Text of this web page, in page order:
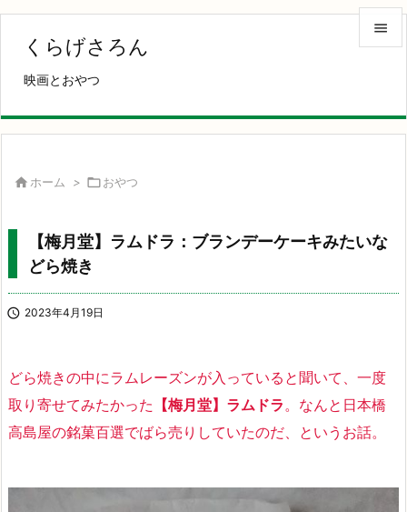
くらげさろん
映画とおやつ


サイド

 ホーム > おやつ
【梅月堂】ラムドラ：ブランデーケーキみたいな
どら焼き
 2023年4月19日
どら焼きの中にラムレーズンが入っていると聞いて、一度
取り寄せてみたかった 【梅月堂】ラムドラ。なんと日本橋
高島屋の銘菓百選でばら売りしていたのだ、というお話。